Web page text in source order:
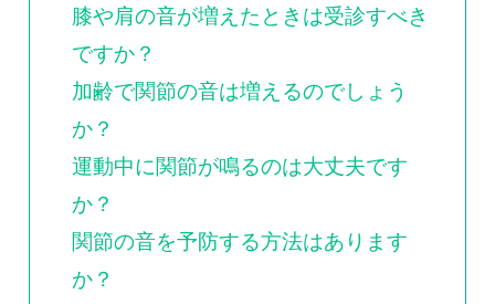
膝や肩の音が増えたときは受診すべき
ですか？
加齢で関節の音は増えるのでしょう
か？
運動中に関節が鳴るのは大丈夫です
か？
関節の音を予防する方法はあります
か？